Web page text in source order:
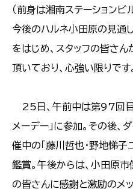
（前身は湘南ステーションビ
今後のハルネ小田原の見通
をはじめ、スタッフの皆さ
頂いており、心強い限りです
25日、午前中は第97回目
メーデー」に参加。その後
催中の「藤川哲也・野地悌子
鑑賞。午後からは、小田原
の皆さんに感謝と激励のメ